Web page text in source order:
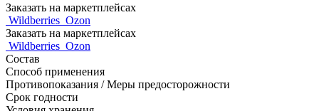
Заказать на маркетплейсах
Wildberries Ozon
Заказать на маркетплейсах
Wildberries Ozon
Состав
Способ применения
Противопоказания / Меры предосторожности
Срок годности